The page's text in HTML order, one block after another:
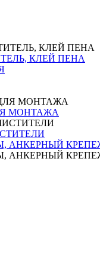
КЛЕЙ ПЕНА
МОНТАЖА
АНКЕРНЫЙ
АНКЕРНЫЙ